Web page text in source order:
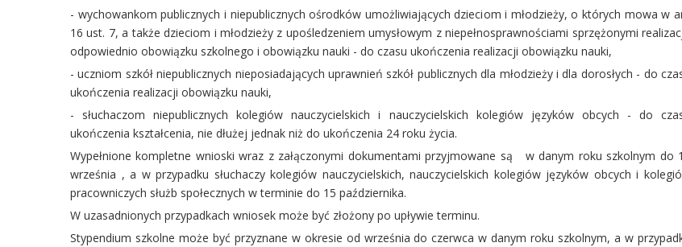
- wychowankom publicznych i niepublicznych ośrodków umożliwiających dzieciom i młodzieży, o których mowa w
16 ust. 7, a także dzieciom i młodzieży z upośledzeniem umysłowym z niepełnosprawnościami sprzężonymi
odpowiednio obowiązku szkolnego i obowiązku nauki - do czasu ukończenia realizacji obowiązku nauki,
- uczniom szkół niepublicznych nieposiadających uprawnień szkół publicznych dla młodzieży i dla dorosłych - do
ukończenia realizacji obowiązku nauki,
- słuchaczom niepublicznych kolegiów nauczycielskich i nauczycielskich kolegiów języków obcych - do
ukończenia kształcenia, nie dłużej jednak niż do ukończenia 24 roku życia.
Wypełnione kompletne wnioski wraz z załączonymi dokumentami przyjmowane są w danym roku szkolnym do
września , a w przypadku słuchaczy kolegiów nauczycielskich, nauczycielskich kolegiów języków obcych i
pracowniczych służb społecznych w terminie do 15 października.
W uzasadnionych przypadkach wniosek może być złożony po upływie terminu.
Stypendium szkolne może być przyznane w okresie od września do czerwca w danym roku szkolnym, a w